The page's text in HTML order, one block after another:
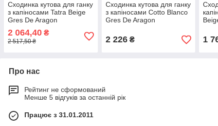
Сходинка кутова для ганку
з капіносами Tatra Beige
Gres De Aragon
2 064,40 ₴
2 517,50 ₴
Сходинка кутова для ганку
з капіносами Cotto Blanco
Gres De Aragon
2 226₴ 1
Про нас
Рейтинг не сформований
Менше 5 відгуків за останній рік
Працює з 31.01.2011